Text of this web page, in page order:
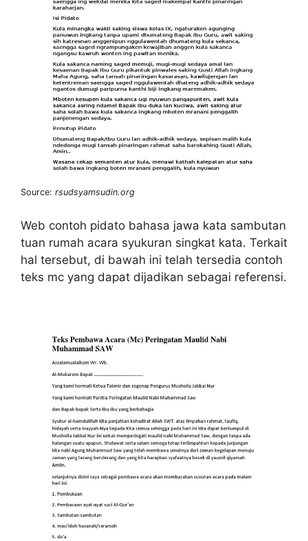
Source: rsudsyamsudin.org
Web contoh pidato bahasa jawa kata sambutan
tuan rumah acara syukuran singkat kata. Terkait
hal tersebut, di bawah ini telah tersedia contoh
teks mc yang dapat dijadikan sebagai referensi.